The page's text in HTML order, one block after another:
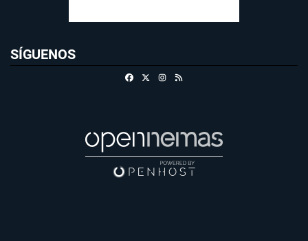
SÍGUENOS
FacebookInstagram